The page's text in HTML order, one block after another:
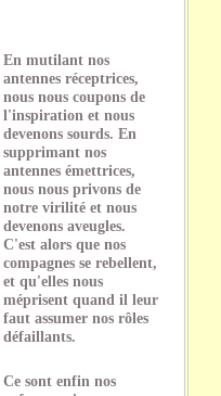
En mutilant nos
antennes réceptrices,
nous nous coupons de
l'inspiration et nous
devenons sourds. En
supprimant nos
antennes émettrices,
nous nous privons de
notre virilité et nous
devenons aveugles.
C'est alors que nos
compagnes se rebellent,
et qu'elles nous
méprisent quand il leur
faut assumer nos rôles
défaillants.
Ce sont enfin nos